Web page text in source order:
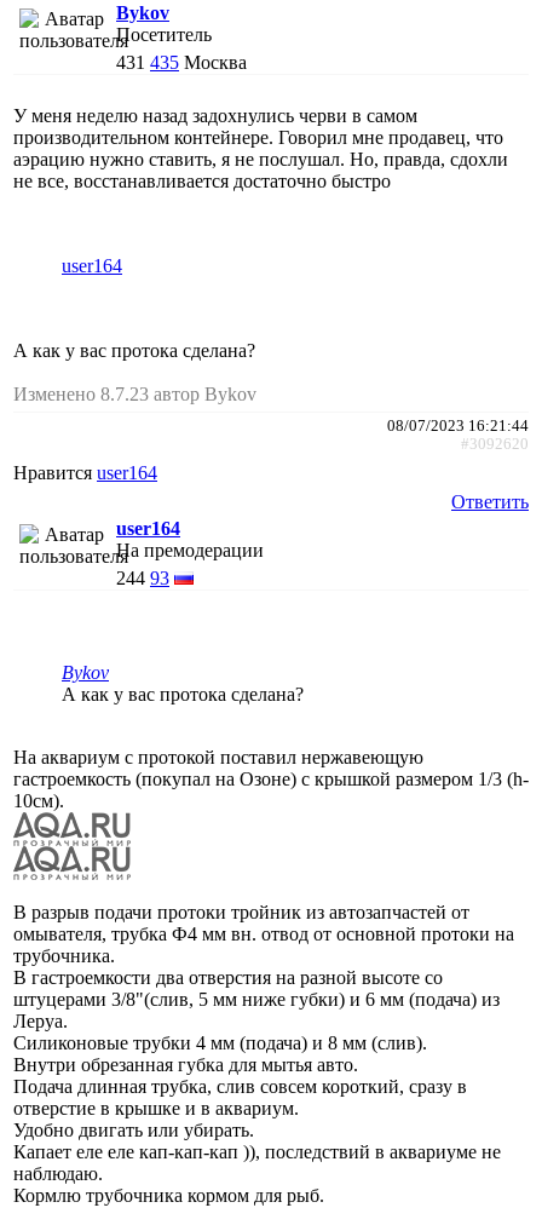
Bykov
Посетитель
431 435 Москва
У меня неделю назад задохнулись черви в самом
производительном контейнере. Говорил мне продавец, что
аэрацию нужно ставить, я не послушал. Но, правда, сдохли
не все, восстанавливается достаточно быстро
user164
А как у вас протока сделана?
Изменено 8.7.23 автор Bykov
08/07/2023 16:21:44
#3092620
Нравится user164
Ответить
user164
На премодерации
244 93
Bykov
А как у вас протока сделана?
На аквариум с протокой поставил нержавеющую
гастроемкость (покупал на Озоне) с крышкой размером 1/3 (h-
10см).
В разрыв подачи протоки тройник из автозапчастей от
омывателя, трубка Ф4 мм вн. отвод от основной протоки на
трубочника.
В гастроемкости два отверстия на разной высоте со
штуцерами 3/8"(слив, 5 мм ниже губки) и 6 мм (подача) из
Леруа.
Силиконовые трубки 4 мм (подача) и 8 мм (слив).
Внутри обрезанная губка для мытья авто.
Подача длинная трубка, слив совсем короткий, сразу в
отверстие в крышке и в аквариум.
Удобно двигать или убирать.
Капает еле еле кап-кап-кап )), последствий в аквариуме не
наблюдаю.
Кормлю трубочника кормом для рыб.